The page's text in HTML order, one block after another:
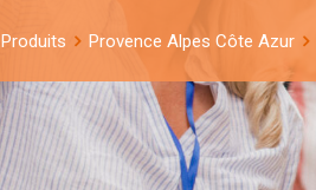
Produits Provence Alpes Côte Azur